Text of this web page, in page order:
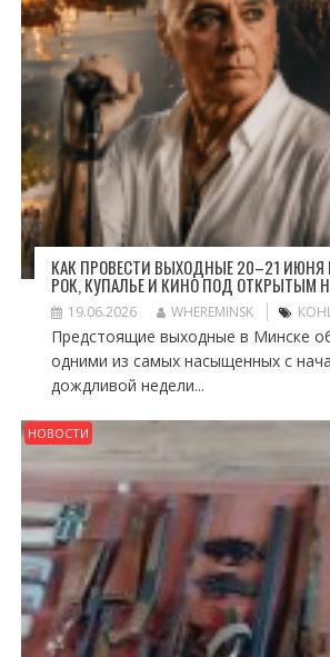
КАК ПРОВЕСТИ ВЫХОДНЫЕ 20–21 ИЮНЯ
РОК, КУПАЛЬЕ И КИНО ПОД ОТКРЫТЫМ
19.06.2026 WHEREMINSK
Предстоящие выходные в Минске
одними из самых насыщенных с
дождливой недели...
НОВОСТИ